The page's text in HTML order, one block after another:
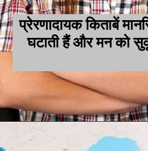
प्रेरणादायक किताबें
घटाती हैं और मन को